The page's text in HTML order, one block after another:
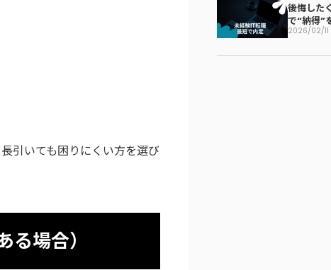
引いても困りにくい方を選び
場合）
後悔した
で“納得”
2026/02/11